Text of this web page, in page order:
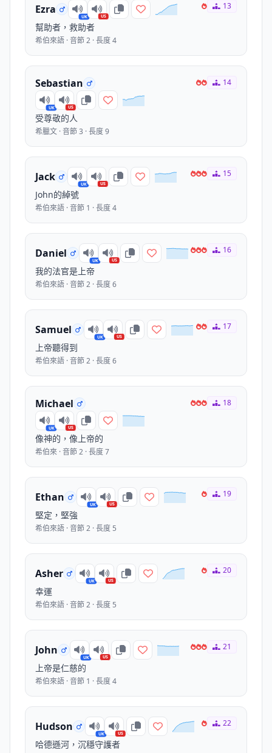
Ezra
UK US
幫助者，救助者
希伯來語 · 音節 2 · 長度 4
13
Sebastian
UK US
受尊敬的人
希臘文 · 音節 3 · 長度 9
14
Jack
UK US
John的綽號
希伯來語 · 音節 1 · 長度 4
15
Daniel
UK US
我的法官是上帝
希伯來語 · 音節 2 · 長度 6
16
Samuel
UK US
上帝聽得到
希伯來語 · 音節 2 · 長度 6
17
Michael
UK US
像神的，像上帝的
希伯來 · 音節 2 · 長度 7
18
Ethan
UK US
堅定，堅強
希伯來語 · 音節 2 · 長度 5
19
Asher
UK US
幸運
希伯來語 · 音節 2 · 長度 5
20
John
UK US
上帝是仁慈的
希伯來語 · 音節 1 · 長度 4
21
Hudson
UK US
哈德遜河，沉穩守護者
22